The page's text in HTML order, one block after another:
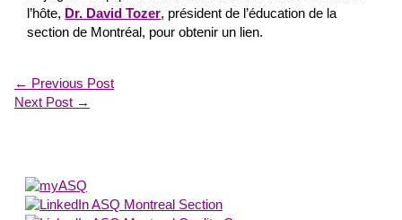
l’hôte, Dr. David Tozer, président de l’éducation de la
section de Montréal, pour obtenir un lien.
← Previous Post
Next Post →